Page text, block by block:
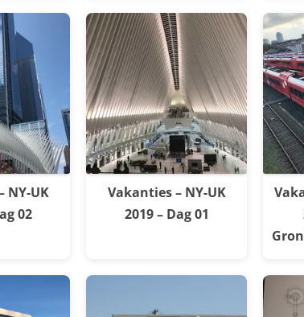
NY-UK
02
Vakanties – NY-UK
2019 – Dag 01